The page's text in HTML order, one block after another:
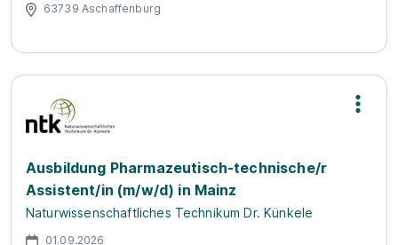
63739 Aschaffenburg
Ausbildung Pharmazeutisch-technische/r
Assistent/in (m/w/d) in Mainz
Naturwissenschaftliches Technikum Dr. Künkele
01.09.2026